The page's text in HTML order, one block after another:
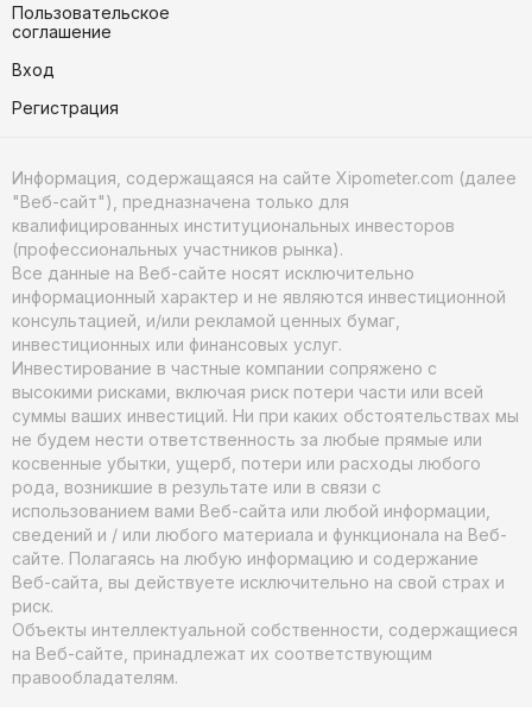
Пользовательское
соглашение
Вход
Регистрация
Информация, содержащаяся на сайте Xipometer.com (далее
"Веб-сайт"), предназначена только для
квалифицированных институциональных инвесторов
(профессиональных участников рынка).
Все данные на Веб-сайте носят исключительно
информационный характер и не являются инвестиционной
консультацией, и/или рекламой ценных бумаг,
инвестиционных или финансовых услуг.
Инвестирование в частные компании сопряжено с
высокими рисками, включая риск потери части или всей
суммы ваших инвестиций. Ни при каких обстоятельствах мы
не будем нести ответственность за любые прямые или
косвенные убытки, ущерб, потери или расходы любого
рода, возникшие в результате или в связи с
использованием вами Веб-сайта или любой информации,
сведений и / или любого материала и функционала на Веб-
сайте. Полагаясь на любую информацию и содержание
Веб-сайта, вы действуете исключительно на свой страх и
риск.
Объекты интеллектуальной собственности, содержащиеся
на Веб-сайте, принадлежат их соответствующим
правообладателям.